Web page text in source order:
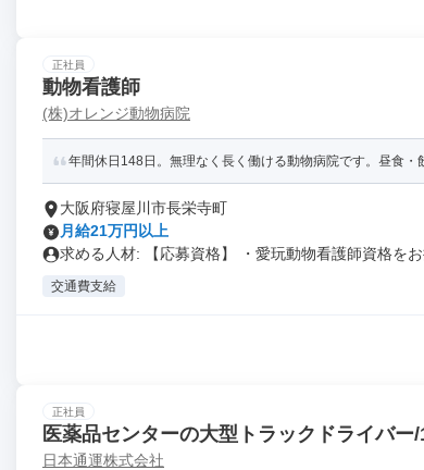
正社員
動物看護師
(株)オレンジ動物病院
年間休日148日。無理なく長く働ける動物病院です。昼食・
大阪府寝屋川市長栄寺町
月給21万円以上
求める人材: 【応募資格】 ・愛玩動物看護師資格をお
交通費支給
正社員
医薬品センターの大型トラックドライバー
日本通運株式会社